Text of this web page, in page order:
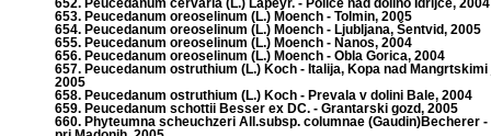
652. Peucedanum cervaria (L.) Lapeyr. - Police nad dolino Idrijce, 2004
653. Peucedanum oreoselinum (L.) Moench - Tolmin, 2005
654. Peucedanum oreoselinum (L.) Moench - Ljubljana, Šentvid, 2005
655. Peucedanum oreoselinum (L.) Moench - Nanos, 2004
656. Peucedanum oreoselinum (L.) Moench - Obla Gorica, 2004
657. Peucedanum ostruthium (L.) Koch - Italija, Kopa nad Mangrtskimi
2005
658. Peucedanum ostruthium (L.) Koch - Prevala v dolini Bale, 2004
659. Peucedanum schottii Besser ex DC. - Grantarski gozd, 2005
660. Phyteumna scheuchzeri All.subsp. columnae (Gaudin)Becherer -